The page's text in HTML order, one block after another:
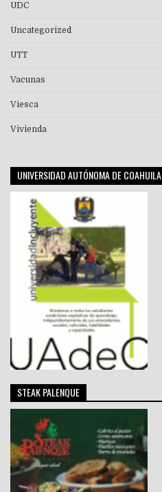
UDC
Uncategorized
UTT
Vacunas
Viesca
Vivienda
UNIVERSIDAD AUTÓNOMA DE COAHUILA
STEAK PALENQUE